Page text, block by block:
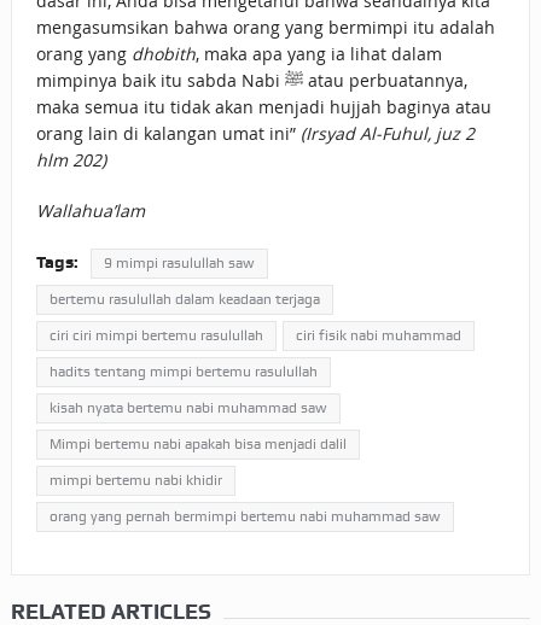
mengasumsikan bahwa orang yang bermimpi itu adalah
orang yang dhobith, maka apa yang ia lihat dalam
mimpinya baik itu sabda Nabi ﷺ atau perbuatannya,
maka semua itu tidak akan menjadi hujjah baginya atau
orang lain di kalangan umat ini” (Irsyad Al-Fuhul, juz 2
hlm 202)
Wallahua’lam
Tags: 9 mimpi rasulullah saw
bertemu rasulullah dalam keadaan terjaga
ciri ciri mimpi bertemu rasulullah ciri fisik nabi muhammad
hadits tentang mimpi bertemu rasulullah
kisah nyata bertemu nabi muhammad saw
Mimpi bertemu nabi apakah bisa menjadi dalil
mimpi bertemu nabi khidir
orang yang pernah bermimpi bertemu nabi muhammad saw
RELATED ARTICLES